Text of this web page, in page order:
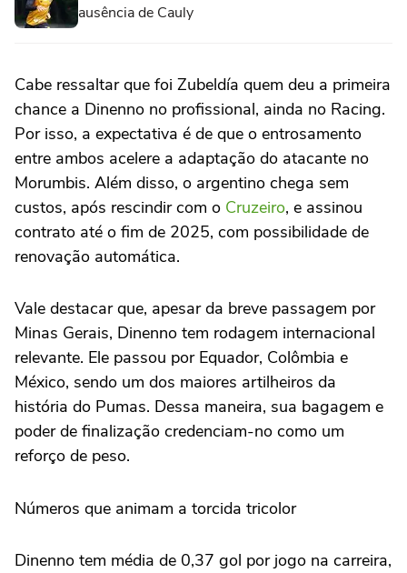
ausência de Cauly
Cabe ressaltar que foi Zubeldía quem deu a primeira
chance a Dinenno no profissional, ainda no Racing.
Por isso, a expectativa é de que o entrosamento
entre ambos acelere a adaptação do atacante no
Morumbis. Além disso, o argentino chega sem
custos, após rescindir com o Cruzeiro, e assinou
contrato até o fim de 2025, com possibilidade de
renovação automática.
Vale destacar que, apesar da breve passagem por
Minas Gerais, Dinenno tem rodagem internacional
relevante. Ele passou por Equador, Colômbia e
México, sendo um dos maiores artilheiros da
história do Pumas. Dessa maneira, sua bagagem e
poder de finalização credenciam-no como um
reforço de peso.
Números que animam a torcida tricolor
Dinenno tem média de 0,37 gol por jogo na carreira,